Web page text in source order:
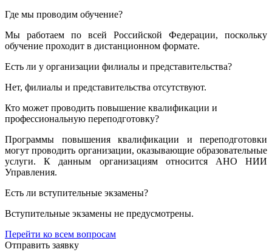
Где мы проводим обучение?
Мы работаем по всей Российской Федерации, поскольку
обучение проходит в дистанционном формате.
Есть ли у организации филиалы и представительства?
Нет, филиалы и представительства отсутствуют.
Кто может проводить повышение квалификации и
профессиональную переподготовку?
Программы повышения квалификации и переподготовки
могут проводить организации, оказывающие образовательные
услуги. К данным организациям относится АНО НИИ
Управления.
Есть ли вступительные экзамены?
Вступительные экзамены не предусмотрены.
Перейти ко всем вопросам
Отправить заявку